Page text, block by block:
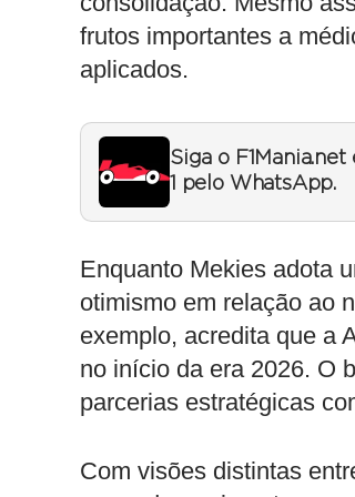
frutos importantes a
aplicados.
Siga o
1 pelo WhatsApp.
Enquanto Mekies adota
otimismo em relação ao
exemplo, acredita que a
no início da era 2026. O
parcerias estratégicas
Com visões distintas